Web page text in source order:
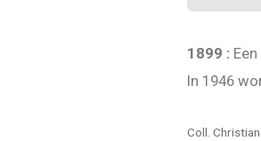
1899 :
In 1946
Coll.